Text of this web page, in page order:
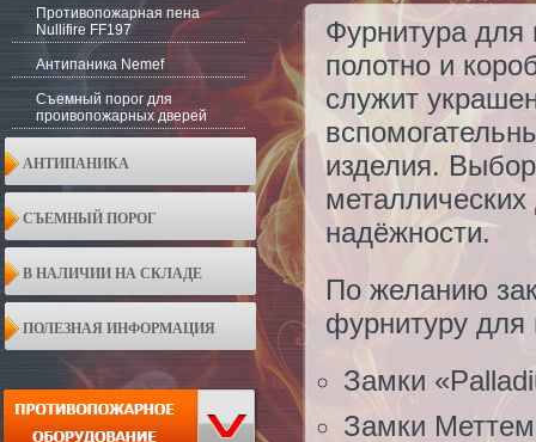
Противопожарная пена
Nullifire FF197
Антипаника Nemef
Съемный порог для
проивопожарных дверей
АНТИПАНИКА
СЪЕМНЫЙ ПОРОГ
В НАЛИЧИИ НА СКЛАДЕ
ПОЛЕЗНАЯ ИНФОРМАЦИЯ
Фурнитура для
полотно и
служит
изделия.
металлических
надёжности.
По желанию
фурнитуру для
Замки
Замки Меттем